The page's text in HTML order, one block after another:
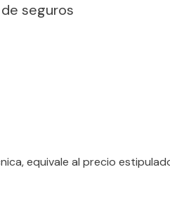
seguros
equivale al precio